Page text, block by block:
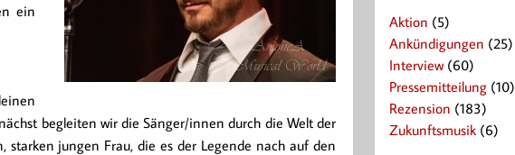
ein
begleiten wir die Sänger/innen durch die Welt der
jungen Frau, die es der Legende nach auf den
Aktion (5)
Ankündigungen (25)
Interview(60)
Pressemitteilung (10)
Rezension (183)
Zukunftsmusik(6)